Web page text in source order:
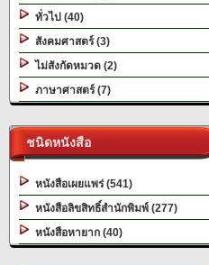
ทั่วไป (40)
สังคมศาสตร์ (3)
ไม่สังกัดหมวด (2)
ภาษาศาสตร์ (7)
ชนิดหนังสือ
หนังสือเผยแพร่ (541)
หนังสือลิขสิทธิ์สำนักพิมพ์ (277)
หนังสือหายาก (40)